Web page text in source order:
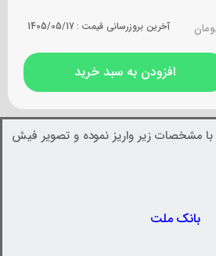
آخرین بروزرسانی قیمت :1405/05/17
افزودن به سبد خرید
با مشخصات زیر واریز نموده و تصویر فیش
بانک ملت